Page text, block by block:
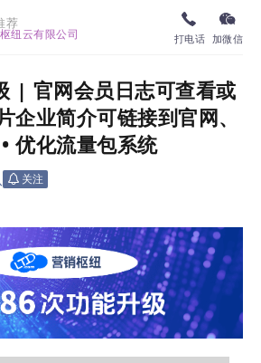
荐
纽云有限公司 打电话 加微信
| 官网会员日志可查看或
企业简介可链接到官网、
优化流量包系统
关注